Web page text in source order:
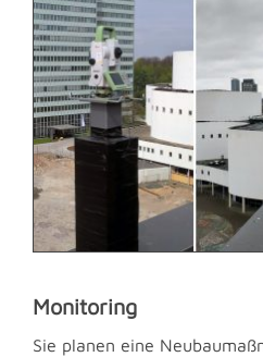
Monitoring
Sie planen eine